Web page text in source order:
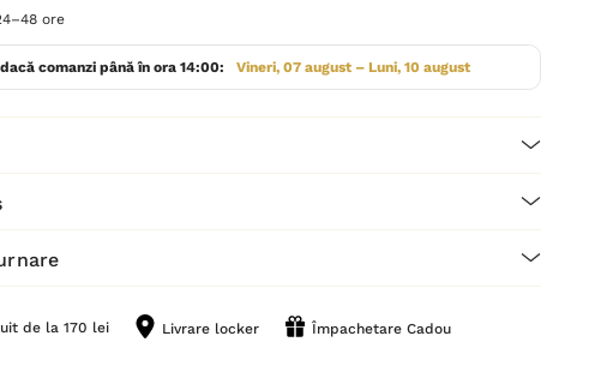
ore
comanzi până în ora 14:00: Vineri, 07 august – Luni, 10 august
de la 170 lei Livrare locker Împachetare Cadou